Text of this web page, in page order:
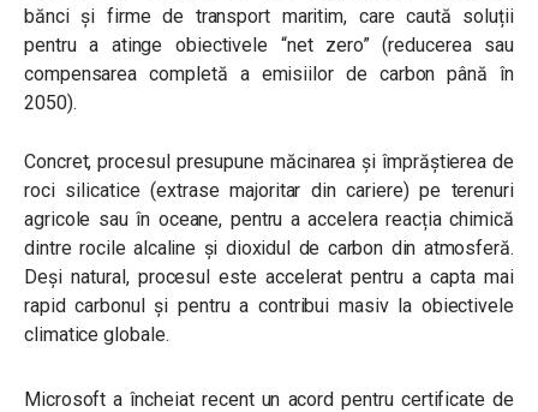
bănci și firme de transport maritim, care caută soluții
pentru a atinge obiectivele “net zero” (reducerea sau
compensarea completă a emisiilor de carbon până în
2050).
Concret, procesul presupune măcinarea și împrăștierea de
roci silicatice (extrase majoritar din cariere) pe terenuri
agricole sau în oceane, pentru a accelera reacția chimică
dintre rocile alcaline și dioxidul de carbon din atmosferă.
Deși natural, procesul este accelerat pentru a capta mai
rapid carbonul și pentru a contribui masiv la obiectivele
climatice globale.
Microsoft a încheiat recent un acord pentru certificate de